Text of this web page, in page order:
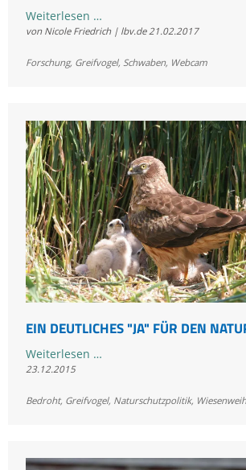
Weiterlesen …Ein
Blick
Wohnzimmer
von Nicole Friedrich | lbv.de21.02.2017
Forschung, Greifvogel, Schwaben, Webcam
EIN DEUTLICHES "JA" FÜR DEN
Weiterlesen …Ein
für
23.12.2015
Bedroht, Greifvogel, Naturschutzpolitik,